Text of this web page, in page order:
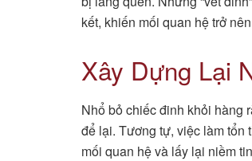
kết, khiến mối quan hệ trở
Xây Dựng Lại
Nhổ bỏ chiếc đinh khỏi hàng
để lại. Tương tự, việc làm tổn
mối quan hệ và lấy lại niềm